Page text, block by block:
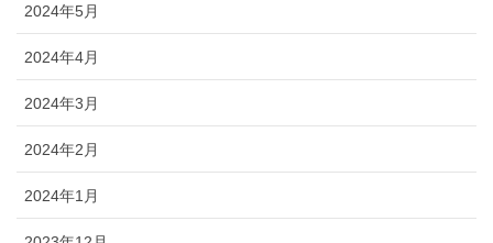
2024年5月
2024年4月
2024年3月
2024年2月
2024年1月